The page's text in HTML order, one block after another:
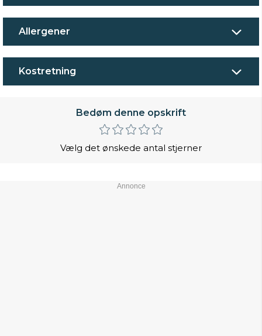
Allergener
Kostretning
Bedøm denne opskrift
Vælg det ønskede antal stjerner